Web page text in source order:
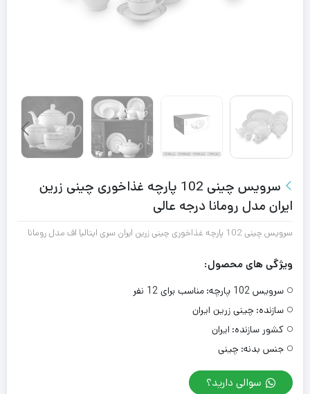
سرویس چینی 102 پارچه غذاخوری چینی زرین
ایران مدل رومانا درجه عالی
سرویس چینی 102 پارچه غذاخوری چینی زرین ایران سری ایتالیا اف مدل رومانا
ویژگی های محصول:
سرویس 102 پارچه:
مناسب برای 12 نفر
سازنده: چینی زرین ایران
کشور سازنده: ایران
جنس بدنه: چینی
سوالی دارید؟